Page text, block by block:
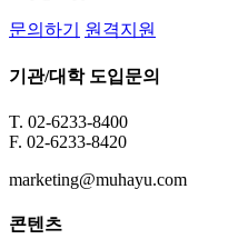
문의하기 원격지원
기관/대학 도입문의
T. 02-6233-8400
F. 02-6233-8420
marketing@muhayu.com
콘텐츠